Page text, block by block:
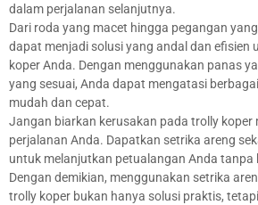
dalam perjalanan selanjutnya.
Dari roda yang macet hingga pegangan
dapat menjadi solusi yang andal dan efisien
koper Anda. Dengan menggunakan panas
yang sesuai, Anda dapat mengatasi
mudah dan cepat.
Jangan biarkan kerusakan pada trolly koper
perjalanan Anda. Dapatkan setrika areng
untuk melanjutkan petualangan Anda tanpa
Dengan demikian, menggunakan setrika
trolly koper bukan hanya solusi praktis,